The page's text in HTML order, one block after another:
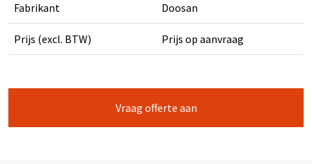
Fabrikant Doosan
Prijs (excl. BTW) Prijs op aanvraag
Vraag offerte aan